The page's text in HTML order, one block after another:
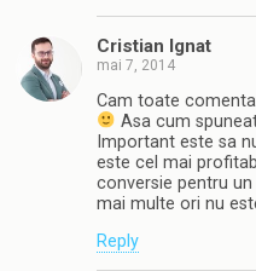
Cristian Ignat
mai 7, 2014
Cam toate
Asa cum
Important este sa
este cel mai
conversie pentru un
mai multe ori nu
Reply